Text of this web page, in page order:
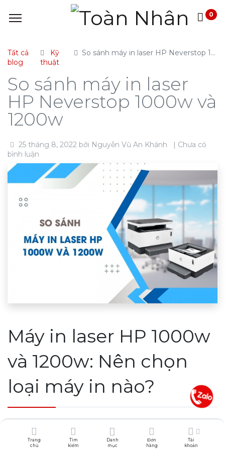
Trang
chủ
Tìm
kiếm
Danh
mục
Đơn
hàng
Tài
khoản
0
Tất cả
blog
Kỹ
thuật
So sánh máy in laser HP Neverstop 1000w và 1200w
So sánh máy in laser
HP Neverstop 1000w và
1200w
25 tháng 8, 2022 bởi Nguyễn Vũ An Khánh
| Chưa có
bình luận
Máy in laser HP 1000w
và 1200w: Nên chọn
loại máy in nào?
Một chiếc máy in nhỏ gọn đóng vai trò rất